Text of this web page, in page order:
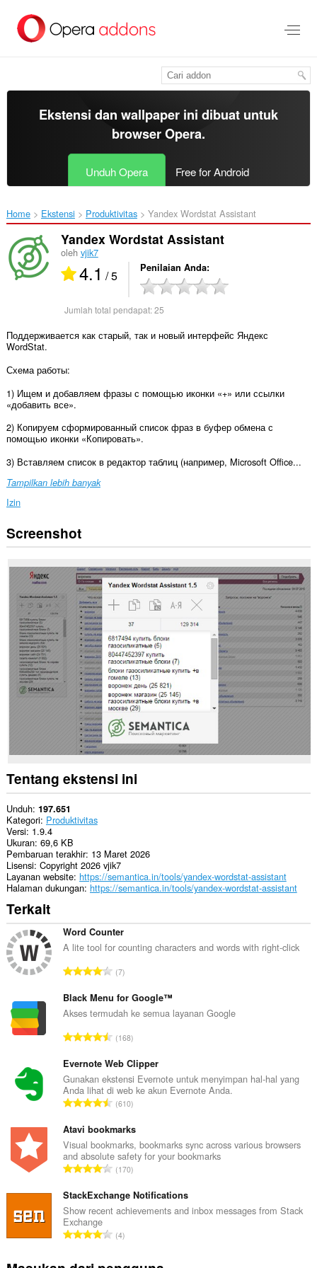
konten
Ekstensi dan wallpaper ini dibuat untuk
browser Opera.
Unduh Opera Free for Android
Home Ekstensi Produktivitas Yandex Wordstat Assistant‎
Yandex Wordstat Assistant
oleh vjik7
4.1 / 5 Penilaian Anda
Jumlah total pendapat:25
Поддерживается как старый, так и новый интерфейс Яндекс
WordStat.
Схема работы:
1) Ищем и добавляем фразы с помощью иконки «+» или ссылки
«добавить все».
2) Копируем сформированный список фраз в буфер обмена с
помощью иконки «Копировать».
3) Вставляем список в редактор таблиц (например, Microsoft Office...
Tampilkan lebih banyak
Izin
Ekstensi
ini
mengakses
beberapa
website.
Screenshot
Tentang ekstensi ini
Unduh 197.651
Kategori Produktivitas
Versi 1.9.4
Ukuran 69,6 KB
Pembaruan terakhir 13 Maret 2026
Lisensi Copyright 2026 vjik7
Layanan website https://semantica.in/tools/yandex-wordstat-assistant
Halaman dukungan https://semantica.in/tools/yandex-wordstat-assistant
Terkait
Word Counter
A lite tool for counting characters and words with right-click
J
m
l
h
o
t
a
p
e
n
d
p
a
:
7
Black Menu for Google™
Akses termudah ke semua layanan Google
J
m
l
a
h
o
t
a
p
e
d
p
168
Evernote Web Clipper
Gunakan ekstensi Evernote untuk menyimpan hal-hal yang
Anda lihat di web ke akun Evernote Anda.
J
m
l
a
h
o
t
a
610
Atavi bookmarks
Visual bookmarks, bookmarks sync across various browsers
and absolute safety for your bookmarks
J
m
l
h
170
StackExchange Notifications
Show recent achievements and inbox messages from Stack
Exchange
J
m
4